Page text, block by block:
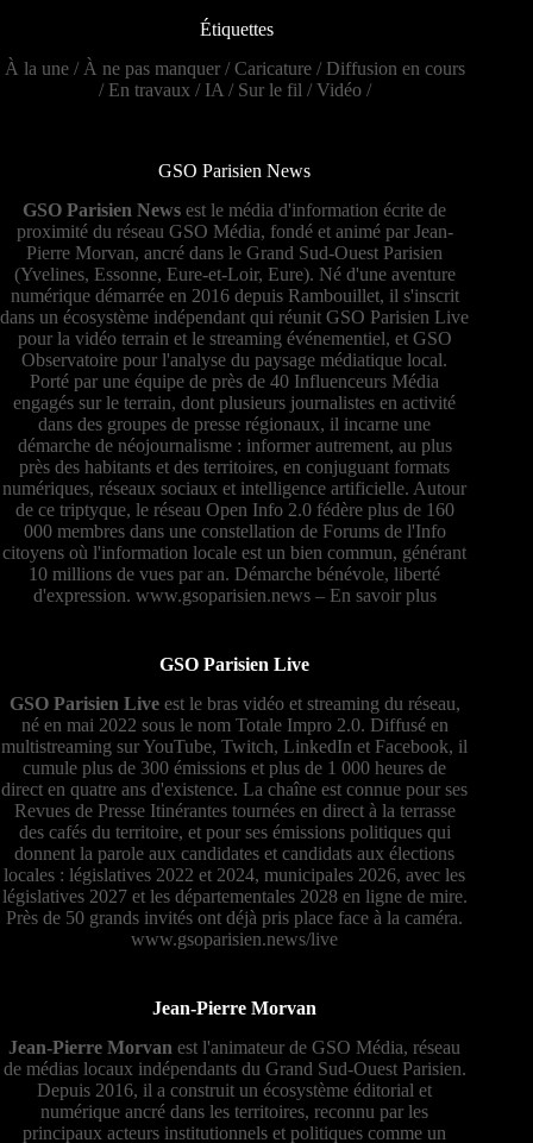
Étiquettes
À la une/ À ne pas manquer/Caricature/ Diffusion en cours
/ En travaux / IA / Sur le fil /Vidéo/
GSO Parisien News
GSO Parisien News est le média d'information écrite de
proximité du réseau GSO Média, fondé et animé par Jean-
Pierre Morvan, ancré dans le Grand Sud-Ouest Parisien
(Yvelines, Essonne, Eure-et-Loir, Eure). Né d'une aventure
numérique démarrée en 2016 depuis Rambouillet, il s'inscrit
dans un écosystème indépendant qui réunit GSO Parisien Live
pour la vidéo terrain et le streaming événementiel, et GSO
Observatoire pour l'analyse du paysage médiatique local.
Porté par une équipe de près de 40 Influenceurs Média
engagés sur le terrain, dont plusieurs journalistes en activité
dans des groupes de presse régionaux, il incarne une
démarche de néojournalisme : informer autrement, au plus
près des habitants et des territoires, en conjuguant formats
numériques, réseaux sociaux et intelligence artificielle. Autour
de ce triptyque, le réseau Open Info 2.0 fédère plus de 160
000 membres dans une constellation de Forums de l'Info
citoyens où l'information locale est un bien commun, générant
10 millions de vues par an. Démarche bénévole, liberté
d'expression. www.gsoparisien.news– En savoir plus
GSO Parisien Live
GSO Parisien Liveest le bras vidéo et streaming du réseau,
né en mai 2022 sous le nom Totale Impro 2.0. Diffusé en
multistreaming sur YouTube, Twitch, LinkedIn et Facebook, il
cumule plus de 300 émissions et plus de 1 000 heures de
direct en quatre ans d'existence. La chaîne est connue pour ses
Revues de Presse Itinérantes tournées en direct à la terrasse
des cafés du territoire, et pour ses émissions politiques qui
donnent la parole aux candidates et candidats aux élections
locales : législatives 2022 et 2024, municipales 2026, avec les
législatives 2027 et les départementales 2028 en ligne de mire.
Près de 50 grands invités ont déjà pris place face à la caméra.
www.gsoparisien.news/live
Jean-Pierre Morvan
Jean-Pierre Morvan est l'animateur de GSO Média, réseau
de médias locaux indépendants du Grand Sud-Ouest Parisien.
Depuis 2016, il a construit un écosystème éditorial et
numérique ancré dans les territoires, reconnu par les
principaux acteurs institutionnels et politiques comme un